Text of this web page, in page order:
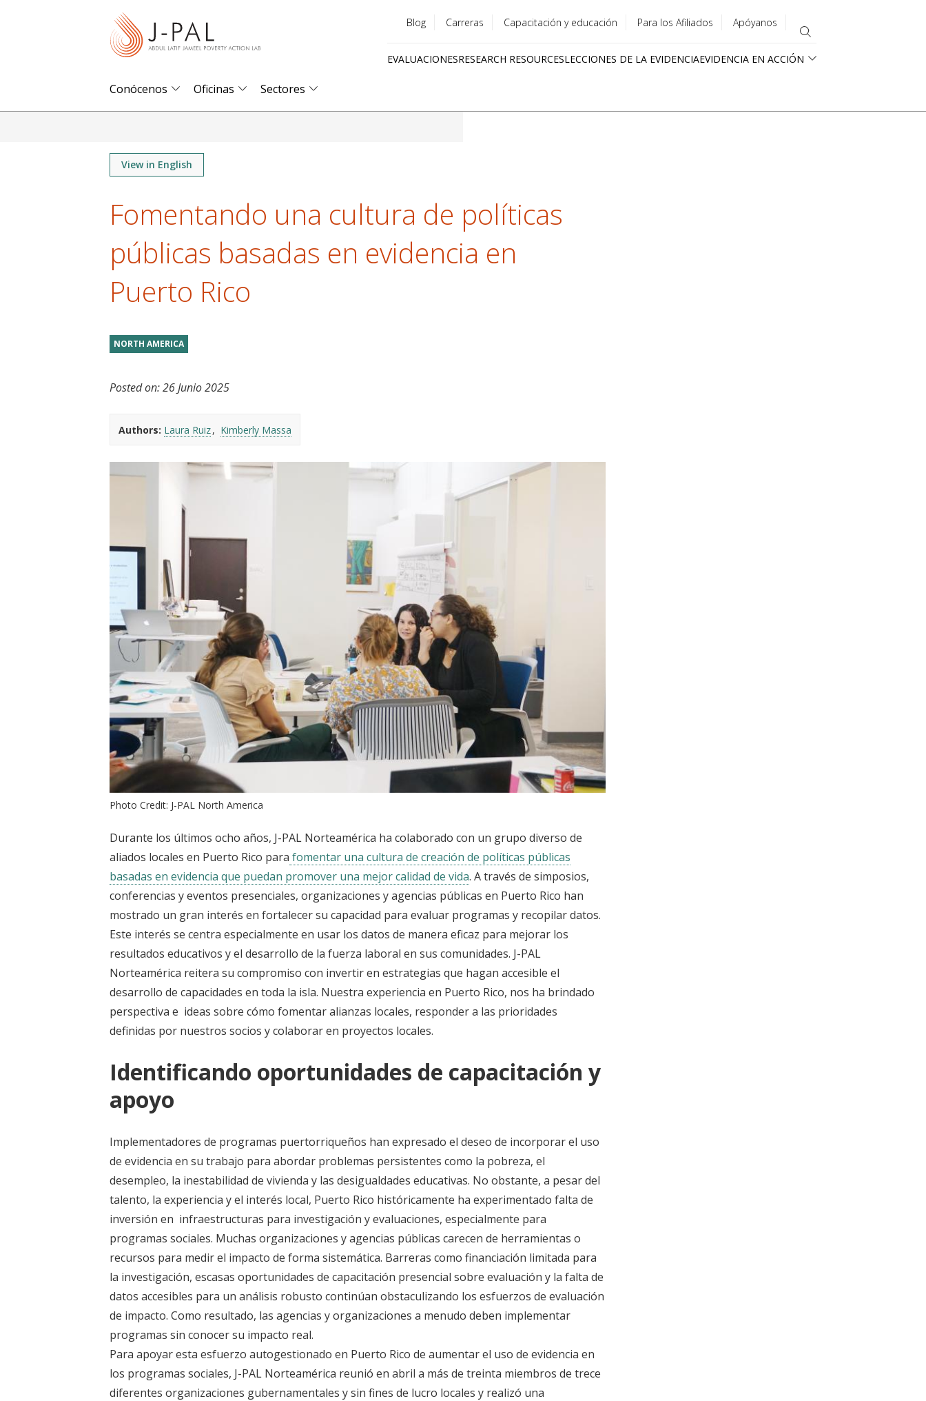
menu
Blog Carreras Capacitación y educación Para los Afiliados Apóyanos
EVALUACIONESRESEARCH RESOURCESLECCIONES DE LA EVIDENCIAEVIDENCIA EN ACCIÓN
Conócenos Oficinas Sectores
View in English
Fomentando una cultura de políticas
públicas basadas en evidencia en
Puerto Rico
NORTH AMERICA
Posted on:26 Junio 2025
Authors: Laura Ruiz Kimberly Massa
Photo Credit: J-PAL North America
Durante los últimos ocho años, J-PAL Norteamérica ha colaborado con un grupo diverso de
aliados locales en Puerto Rico para fomentar una cultura de creación de políticas públicas
basadas en evidencia que puedan promover una mejor calidad de vida. A través de simposios,
conferencias y eventos presenciales, organizaciones y agencias públicas en Puerto Rico han
mostrado un gran interés en fortalecer su capacidad para evaluar programas y recopilar datos.
Este interés se centra especialmente en usar los datos de manera eficaz para mejorar los
resultados educativos y el desarrollo de la fuerza laboral en sus comunidades. J-PAL
Norteamérica reitera su compromiso con invertir en estrategias que hagan accesible el
desarrollo de capacidades en toda la isla. Nuestra experiencia en Puerto Rico, nos ha brindado
perspectiva e ideas sobre cómo fomentar alianzas locales, responder a las prioridades
definidas por nuestros socios y colaborar en proyectos locales.
Identificando oportunidades de capacitación y
apoyo
Implementadores de programas puertorriqueños han expresado el deseo de incorporar el uso
de evidencia en su trabajo para abordar problemas persistentes como la pobreza, el
desempleo, la inestabilidad de vivienda y las desigualdades educativas. No obstante, a pesar del
talento, la experiencia y el interés local, Puerto Rico históricamente ha experimentado falta de
inversión en infraestructuras para investigación y evaluaciones, especialmente para
programas sociales. Muchas organizaciones y agencias públicas carecen de herramientas o
recursos para medir el impacto de forma sistemática. Barreras como financiación limitada para
la investigación, escasas oportunidades de capacitación presencial sobre evaluación y la falta de
datos accesibles para un análisis robusto continúan obstaculizando los esfuerzos de evaluación
de impacto. Como resultado, las agencias y organizaciones a menudo deben implementar
programas sin conocer su impacto real.
Para apoyar esta esfuerzo autogestionado en Puerto Rico de aumentar el uso de evidencia en
los programas sociales, J-PAL Norteamérica reunió en abril a más de treinta miembros de trece
diferentes organizaciones gubernamentales y sin fines de lucro locales y realizó una